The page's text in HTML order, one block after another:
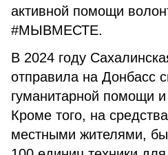
активной помощи
#МЫВМЕСТЕ.
В 2024 году
отправила на Донбасс
гуманитарной помощи
Кроме того, на
местными жителями,